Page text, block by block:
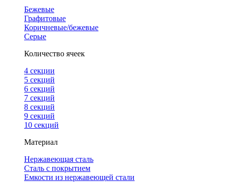
Бежевые
Графитовые
Коричневые/бежевые
Серые
Количество ячеек
4 cекции
5 секций
6 секций
7 секций
8 секций
9 секций
10 секций
Материал
Нержавеющая сталь
Сталь с покрытием
Емкости из нержавеющей стали